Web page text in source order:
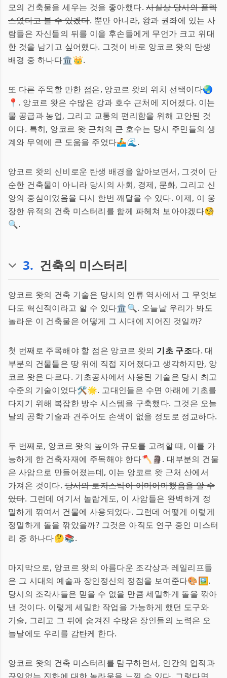
모의 건축물을 세우는 것을 좋아했다.사실상 당시의 플렉
스였다고 볼 수 있겠다. 뿐만 아니라, 왕과 권좌에 있는 사
람들은 자신들의 뒤를 이을 후손들에게 무언가 크고 위대
한 것을 남기고 싶어했다. 그것이 바로 앙코르 왓의 탄생
배경 중 하나다🏛️👑.
또 다른 주목할 만한 점은, 앙코르 왓의 위치 선택이다🌏
📍. 앙코르 왓은 수많은 강과 호수 근처에 지어졌다. 이는
물 공급과 농업, 그리고 교통의 편리함을 위해 고안된 것
이다. 특히, 앙코르 왓 근처의 큰 호수는 당시 주민들의 생
계와 무역에 큰 도움을 주었다🚣‍♂️🌊.
앙코르 왓의 신비로운 탄생 배경을 알아보면서, 그것이 단
순한 건축물이 아니라 당시의 사회, 경제, 문화, 그리고 신
앙의 중심이었음을 다시 한번 깨달을 수 있다. 이제, 이 웅
장한 유적의 건축 미스터리를 함께 파헤쳐 보아야겠다🧐
🔍.
3. 건축의 미스터리
앙코르 왓의 건축 기술은 당시의 인류 역사에서 그 무엇보
다도 혁신적이라고 할 수 있다🏛️🔍. 오늘날 우리가 봐도
놀라운 이 건축물은 어떻게 그 시대에 지어진 것일까?
첫 번째로 주목해야 할 점은 앙코르 왓의 기초 구조다. 대
부분의 건물들은 땅 위에 직접 지어졌다고 생각하지만, 앙
코르 왓은 다르다. 기초공사에서 사용된 기술은 당시 최고
수준의 기술이었다🛠️🌟. 고대인들은 수면 아래에 기초를
다지기 위해 복잡한 방수 시스템을 구축했다. 그것은 오늘
날의 공학 기술과 견주어도 손색이 없을 정도로 정교하다.
두 번째로, 앙코르 왓의 높이와 규모를 고려할 때, 이를 가
능하게 한 건축자재에 주목해야 한다🪓🗿. 대부분의 건물
은 사암으로 만들어졌는데, 이는 앙코르 왓 근처 산에서
가져온 것이다.당시의 로지스틱이 어마어마했음을 알 수
있다. 그런데 여기서 놀랍게도, 이 사암들은 완벽하게 정
밀하게 깎여서 건물에 사용되었다. 그런데 어떻게 이렇게
정밀하게 돌을 깎았을까? 그것은 아직도 연구 중인 미스터
리 중 하나다🤔📚.
마지막으로, 앙코르 왓의 아름다운 조각상과 레일리프들
은 그 시대의 예술과 장인정신의 정점을 보여준다🎨🖼️.
당시의 조각사들은 믿을 수 없을 만큼 세밀하게 돌을 깎아
낸 것이다. 이렇게 세밀한 작업을 가능하게 했던 도구와
기술, 그리고 그 뒤에 숨겨진 수많은 장인들의 노력은 오
늘날에도 우리를 감탄케 한다.
앙코르 왓의 건축 미스터리를 탐구하면서, 인간의 업적과